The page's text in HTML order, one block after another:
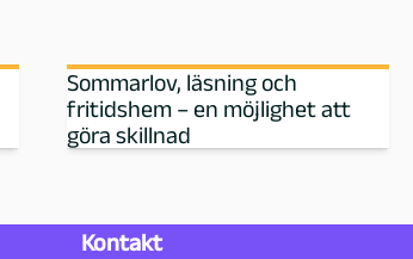
Sommarlov, läsning och
fritidshem – en möjlighet att
göra skillnad
Kontakt